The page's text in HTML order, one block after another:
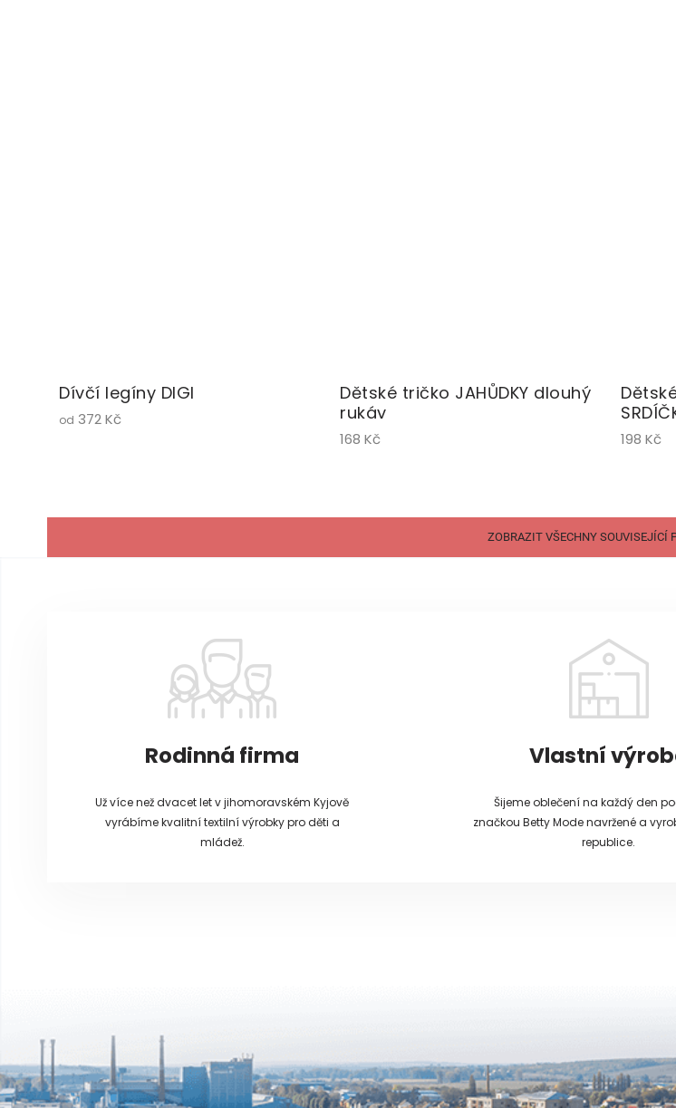
Dívčí legíny DIGI
od 372 Kč
Dětské tričko JAHŮDKY dlouhý
rukáv
168 Kč 198 Kč
ZOBRAZIT VŠECHNY SOUVISEJÍCÍ
Rodinná firma
Už více než dvacet let v jihomoravském Kyjově
vyrábíme kvalitní textilní výrobky pro děti a
mládež.
Vlastní
Šijeme oblečení na každý den
značkou Betty Mode navržené a
republice.